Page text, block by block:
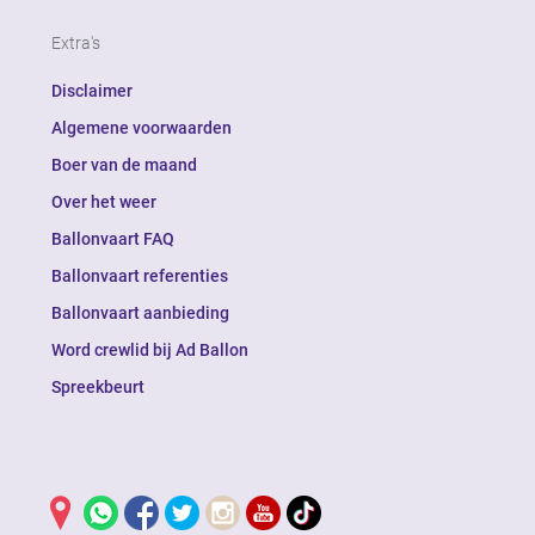
Extra's
Disclaimer
Algemene voorwaarden
Boer van de maand
Over het weer
Ballonvaart FAQ
Ballonvaart referenties
Ballonvaart aanbieding
Word crewlid bij Ad Ballon
Spreekbeurt